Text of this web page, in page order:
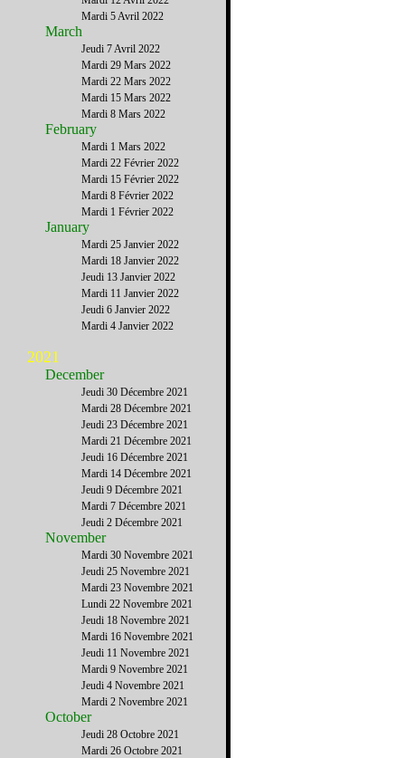
Mardi 5 Avril 2022
March
Jeudi 7 Avril 2022
Mardi 29 Mars 2022
Mardi 22 Mars 2022
Mardi 15 Mars 2022
Mardi 8 Mars 2022
February
Mardi 1 Mars 2022
Mardi 22 Février 2022
Mardi 15 Février 2022
Mardi 8 Février 2022
Mardi 1 Février 2022
January
Mardi 25 Janvier 2022
Mardi 18 Janvier 2022
Jeudi 13 Janvier 2022
Mardi 11 Janvier 2022
Jeudi 6 Janvier 2022
Mardi 4 Janvier 2022
2021
December
Jeudi 30 Décembre 2021
Mardi 28 Décembre 2021
Jeudi 23 Décembre 2021
Mardi 21 Décembre 2021
Jeudi 16 Décembre 2021
Mardi 14 Décembre 2021
Jeudi 9 Décembre 2021
Mardi 7 Décembre 2021
Jeudi 2 Décembre 2021
November
Mardi 30 Novembre 2021
Jeudi 25 Novembre 2021
Mardi 23 Novembre 2021
Lundi 22 Novembre 2021
Jeudi 18 Novembre 2021
Mardi 16 Novembre 2021
Jeudi 11 Novembre 2021
Mardi 9 Novembre 2021
Jeudi 4 Novembre 2021
Mardi 2 Novembre 2021
October
Jeudi 28 Octobre 2021
Mardi 26 Octobre 2021